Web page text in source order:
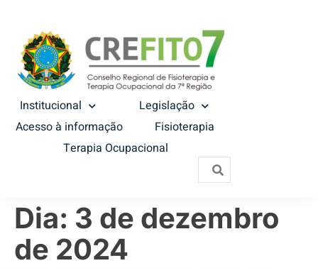
Institucional
Legislação
Acesso à informação
Fisioterapia
Terapia Ocupacional
Dia: 3 de dezembro
de 2024